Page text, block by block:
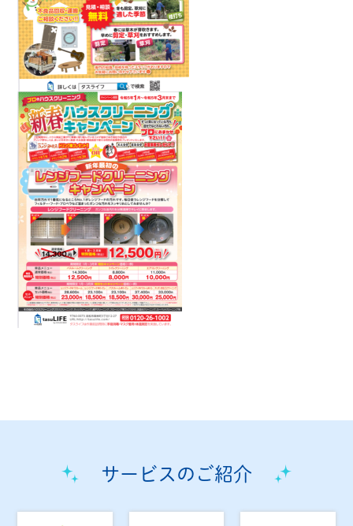
サービスのご紹介